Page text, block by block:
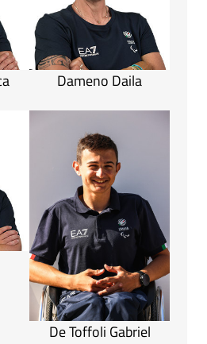
Dameno Daila
De Toffoli Gabriel